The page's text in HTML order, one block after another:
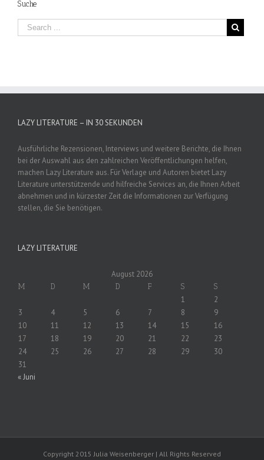
Suche
LAZY LITERATURE – IN 30 SEKUNDEN
Ausführliche Rezensionen, Interviews und weitere Berichte, die Ihnen
bei der Auswahl aus den zahlreichen Veröffentlichungen helfen,
machen Lazy Literature aus. Für Verlage und Autoren bietet Lazy
Literature unterstützende und hilfreiche Services an, die Ihnen Arbeit
abnehmen und in kürzester Zeit die Informationen zur Verfügung
stellen, die Sie benötigen.
LAZY LITERATURE
August 2026
M D M D F S S
1
2
3
4 5 6 7 8
9
10
11 12 13 14 15
16
17
18 19 20 21 22
23
24
25 26 27 28 29
30
31
« Juni
Copyright 2015 Julia Weisenberger | All Rights Reserved